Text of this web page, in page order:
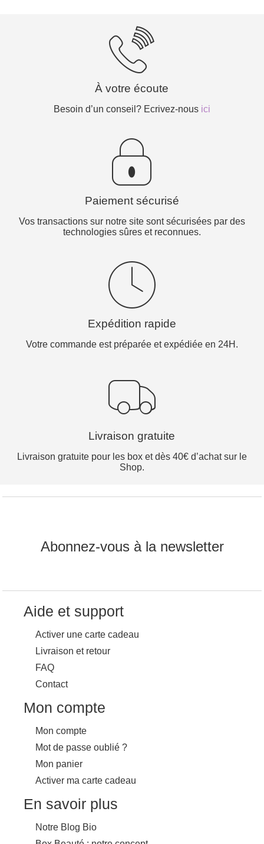
À votre écoute
Besoin d’un conseil? Ecrivez-nous ici
Paiement sécurisé
Vos transactions sur notre site sont sécurisées par des
technologies sûres et reconnues.
Expédition rapide
Votre commande est préparée et expédiée en 24H.
Livraison gratuite
Livraison gratuite pour les box et dès 40€ d’achat sur le
Shop.
Abonnez-vous à la newsletter
Aide et support
Activer une carte cadeau
Livraison et retour
FAQ
Contact
Mon compte
Mon compte
Mot de passe oublié ?
Mon panier
Activer ma carte cadeau
En savoir plus
Notre Blog Bio